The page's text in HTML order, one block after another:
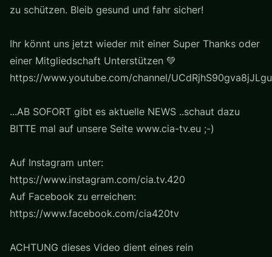
zu schützen. Bleib gesund und fahr sicher!
Ihr könnt uns jetzt wieder mit einer Super Thanks oder
einer Mitgliedschaft Unterstützen 💚
https://www.youtube.com/channel/
...AB SOFORT gibt es aktuelle NEWS ..schaut dazu
BITTE mal auf unsere Seite www.cia-tv.eu ;-)
Auf Instagram unter:
https://www.instagram.com/cia.tv.420
Auf Facebook zu erreichen:
https://www.facebook.com/cia420tv
ACHTUNG dieses Video dient eines rein